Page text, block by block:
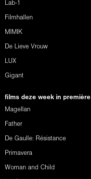
Lab-1
Filmhallen
MIMIK
De Lieve Vrouw
LUX
Gigant
films deze week in première
Magellan
Father
De Gaulle: Résistance
Primavera
Woman and Child